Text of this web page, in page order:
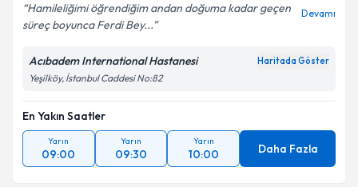
Hamileliğimi öğrendiğim andan doğuma kadar geçen
süreç boyunca Ferdi Bey...
Devamı
Acıbadem International Hastanesi Haritada Göster
Yeşilköy, İstanbul Caddesi No:82
En Yakın Saatler
Yarın
09:00
Yarın
09:30
Yarın
10:00 Daha Fazla